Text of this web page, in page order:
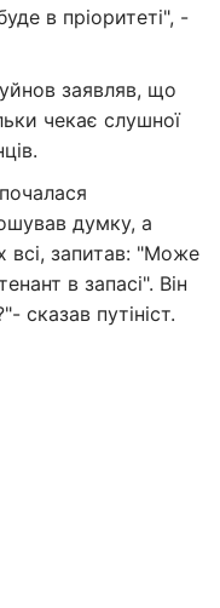
в пріоритеті", -
заявляв, що
чекає слушної
думку, а
всі, запитав: "Може
в запасі". Він
сказав путініст.